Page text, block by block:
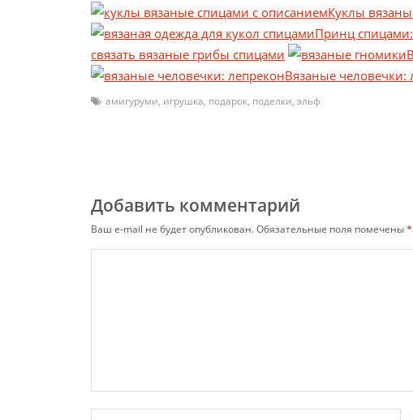
Куклы
Принц спицами:
связать вязаные грибы спицами
Вязаные человечки:
амигуруми, игрушка, подарок, поделки, эльф
Добавить комментарий
Ваш e-mail не будет опубликован.Обязательные поля помечены*